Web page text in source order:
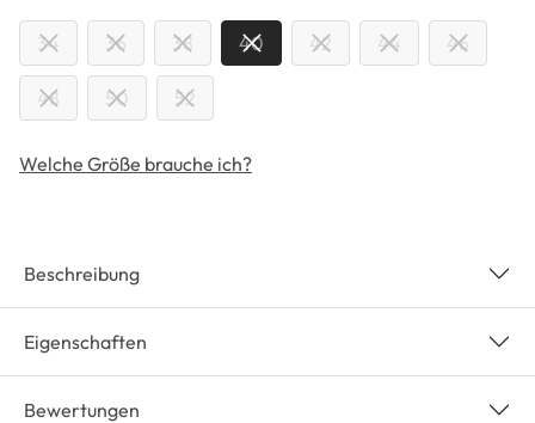
34 36 38 40 42 44 46
48 50 52
Welche Größe brauche ich?
Beschreibung
Eigenschaften
Bewertungen